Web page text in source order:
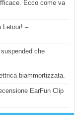
Ecco come va
Letour! –
che
biammortizzata.
EarFun Clip